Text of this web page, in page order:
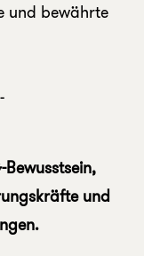
und bewährte
und